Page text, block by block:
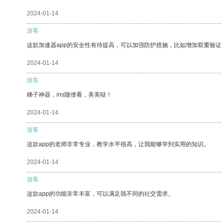
2024-01-14
游客
这款加速器app的安全性有待提高，可以加强防护措施，比如增加双重验
2024-01-14
游客
梯子神器，ins随便看，美美哒！
2024-01-14
游客
这款app的老师非常专业，教学水平很高，让我能够学到实用的知识。
2024-01-14
游客
这款app的功能非常丰富，可以满足我不同的社交需求。
2024-01-14